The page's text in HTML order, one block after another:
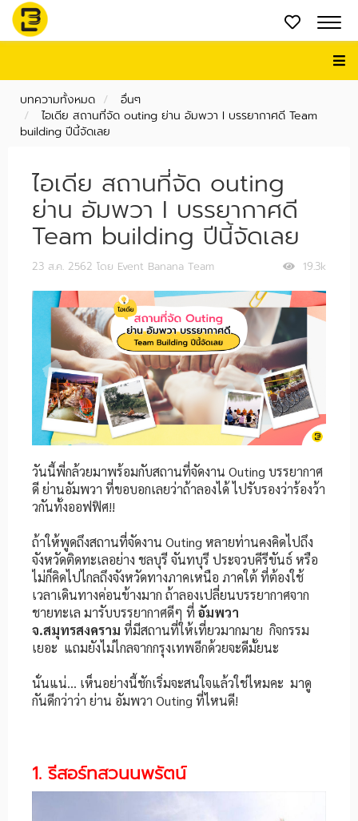
บทความทั้งหมด
อื่นๆ
ไอเดีย สถานที่จัด outing ย่าน อัมพวา I บรรยากาศดี Team
building ปีนี้จัดเลย
ไอเดีย สถานที่จัด outing
ย่าน อัมพวา I บรรยากาศดี
Team building ปีนี้จัดเลย
19.3k
23 ส.ค. 2562 โดย Event Banana Team
วันนี้พี่กล้วยมาพร้อมกับสถานที่จัดงาน Outing บรรยากาศ
ดี ย่านอัมพวา ที่ขอบอกเลยว่าถ้าลองได้ ไปรับรองว่าร้องว้า
วกันทั้งออฟฟิศ!!
ถ้าให้พูดถึงสถานที่จัดงาน Outing หลายท่านคงคิดไปถึง
จังหวัดติดทะเลอย่าง ชลบุรี จันทบุรี ประจวบคีรีขันธ์ หรือ
ไม่ก็คิดไปไกลถึงจังหวัดทางภาคเหนือ ภาคใต้ ที่ต้องใช้
เวลาเดินทางค่อนข้างมาก ถ้าลองเปลี่ยนบรรยากาศจาก
ชายทะเล มารับบรรยากาศดีๆ ที่ อัมพวา
จ.สมุทรสงคราม ที่มีสถานที่ให้เที่ยวมากมาย กิจกรรม
เยอะ แถมยังไม่ไกลจากกรุงเทพอีกด้วยจะดีมั้ยนะ
นั่นแน่… เห็นอย่างนี้ชักเริ่มจะสนใจแล้วใช่ไหมคะ มาดู
กันดีกว่าว่า ย่าน อัมพวา Outing ที่ไหนดี!
1. รีสอร์ทสวนนพรัตน์